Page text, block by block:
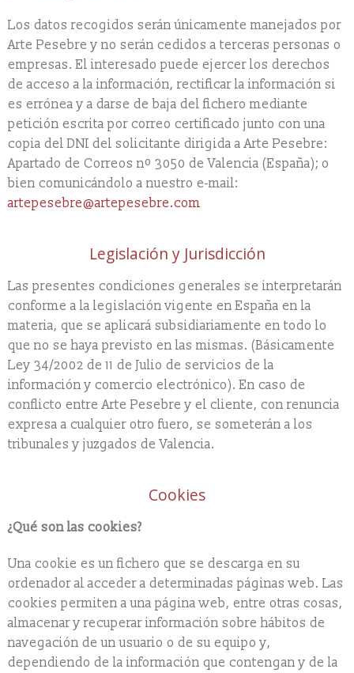
Los datos recogidos serán únicamente manejados por
Arte Pesebre y no serán cedidos a terceras personas o
empresas. El interesado puede ejercer los derechos
de acceso a la información, rectificar la información si
es errónea y a darse de baja del fichero mediante
petición escrita por correo certificado junto con una
copia del DNI del solicitante dirigida a Arte Pesebre:
Apartado de Correos nº 3050 de Valencia (España); o
bien comunicándolo a nuestro e-mail:
artepesebre@artepesebre.com
Legislación y Jurisdicción
Las presentes condiciones generales se interpretarán
conforme a la legislación vigente en España en la
materia, que se aplicará subsidiariamente en todo lo
que no se haya previsto en las mismas. (Básicamente
Ley 34/2002 de 11 de Julio de servicios de la
información y comercio electrónico). En caso de
conflicto entre Arte Pesebre y el cliente, con renuncia
expresa a cualquier otro fuero, se someterán a los
tribunales y juzgados de Valencia.
Cookies
¿Qué son las cookies?
Una cookie es un fichero que se descarga en su
ordenador al acceder a determinadas páginas web. Las
cookies permiten a una página web, entre otras cosas,
almacenar y recuperar información sobre hábitos de
navegación de un usuario o de su equipo y,
dependiendo de la información que contengan y de la